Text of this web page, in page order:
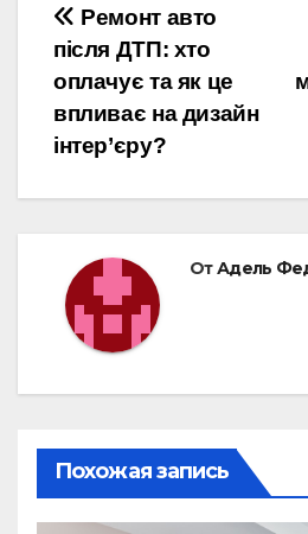
Навигация
по
записям
Ремонт авто
після ДТП: хто
оплачує та як це
впливає на дизайн
інтер’єру?
ОтАдель
Похожая запись